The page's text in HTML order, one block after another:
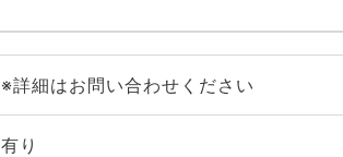
※詳細はお問い合わせください
有り